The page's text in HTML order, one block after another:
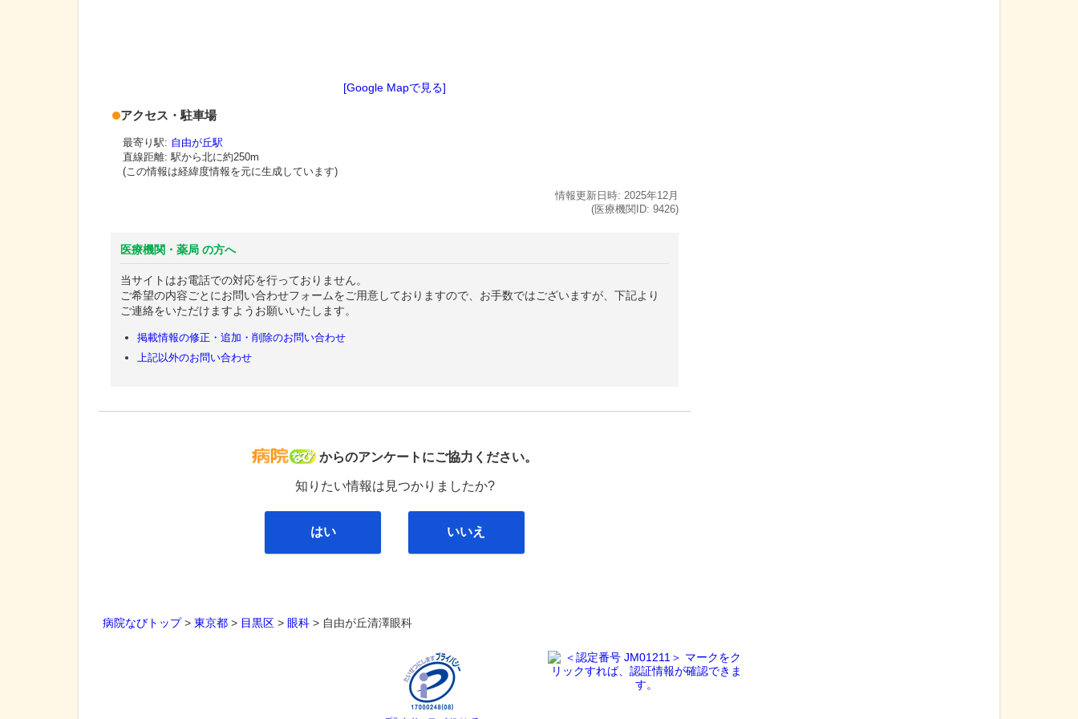
[Google Mapで見る]
アクセス・駐車場
最寄り駅: 自由が丘駅
直線距離: 駅から北に約250m
(この情報は経緯度情報を元に生成しています)
情報更新日時: 2025年12月
(医療機関ID: 9426)
医療機関・薬局 の方へ
当サイトはお電話での対応を行っておりません。
ご希望の内容ごとにお問い合わせフォームをご用意しておりますので、お手数ではございますが、下記より
ご連絡をいただけますようお願いいたします。
掲載情報の修正・追加・削除のお問い合わせ
上記以外のお問い合わせ
病院なび
からのアンケートにご協力ください。
知りたい情報は見つかりましたか?
はい いいえ
病院なびトップ> 東京都 > 目黒区 > 眼科 > 自由が丘清澤眼科